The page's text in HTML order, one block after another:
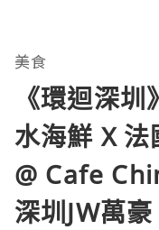
美食
《環迴深
水海鮮 X
@ Cafe
深圳JW萬